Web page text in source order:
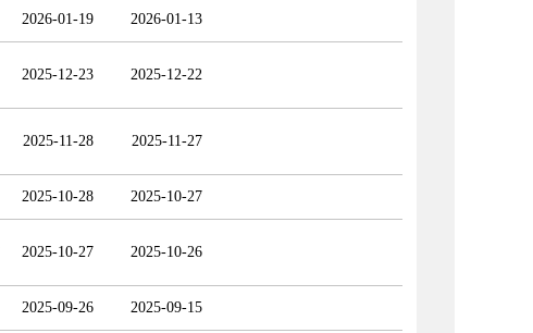
2026-01-19 2026-01-13
2025-12-23 2025-12-22
2025-11-28 2025-11-27
2025-10-28 2025-10-27
2025-10-27 2025-10-26
2025-09-26 2025-09-15